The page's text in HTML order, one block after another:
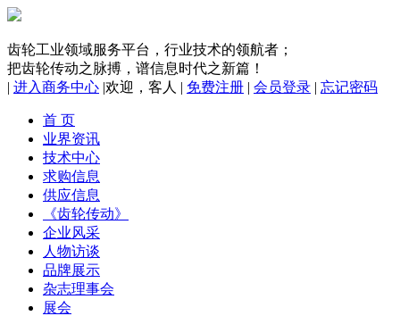
齿轮工业领域服务平台，行业技术的领航者；
把齿轮传动之脉搏，谱信息时代之新篇！
| 进入商务中心 |欢迎， 客人 | 免费注册 | 会员登录 | 忘记密码
首 页
业界资讯
技术中心
求购信息
供应信息
《齿轮传动》
企业风采
人物访谈
品牌展示
杂志理事会
展会